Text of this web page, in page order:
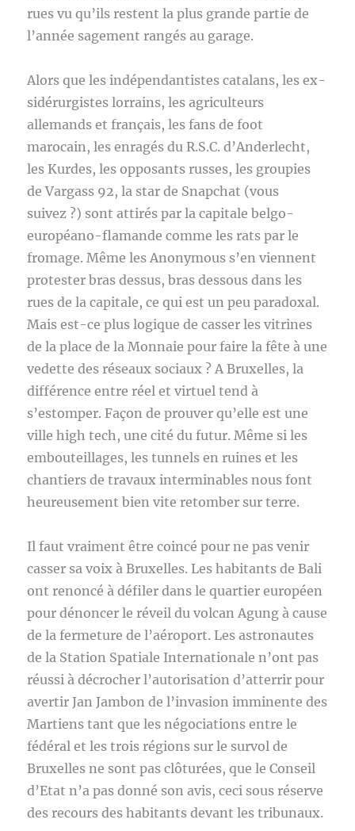
rues vu qu’ils restent la plus grande partie de
l’année sagement rangés au garage.
Alors que les indépendantistes catalans, les ex-
sidérurgistes lorrains, les agriculteurs
allemands et français, les fans de foot
marocain, les enragés du R.S.C. d’Anderlecht,
les Kurdes, les opposants russes, les groupies
de Vargass 92, la star de Snapchat (vous
suivez ?) sont attirés par la capitale belgo-
européano-flamande comme les rats par le
fromage. Même les Anonymous s’en viennent
protester bras dessus, bras dessous dans les
rues de la capitale, ce qui est un peu paradoxal.
Mais est-ce plus logique de casser les vitrines
de la place de la Monnaie pour faire la fête à une
vedette des réseaux sociaux ? A Bruxelles, la
différence entre réel et virtuel tend à
s’estomper. Façon de prouver qu’elle est une
ville high tech, une cité du futur. Même si les
embouteillages, les tunnels en ruines et les
chantiers de travaux interminables nous font
heureusement bien vite retomber sur terre.
Il faut vraiment être coincé pour ne pas venir
casser sa voix à Bruxelles. Les habitants de Bali
ont renoncé à défiler dans le quartier européen
pour dénoncer le réveil du volcan Agung à cause
de la fermeture de l’aéroport. Les astronautes
de la Station Spatiale Internationale n’ont pas
réussi à décrocher l’autorisation d’atterrir pour
avertir Jan Jambon de l’invasion imminente des
Martiens tant que les négociations entre le
fédéral et les trois régions sur le survol de
Bruxelles ne sont pas clôturées, que le Conseil
d’Etat n’a pas donné son avis, ceci sous réserve
des recours des habitants devant les tribunaux.